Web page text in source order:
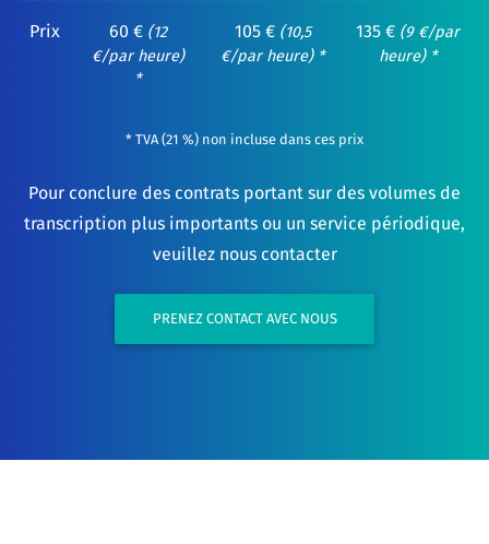
Prix 60 € (12
€/par heure)
*
105 € (10,5
€/par heure) *
135 € (9 €/par
heure) *
* TVA (21 %) non incluse dans ces prix
Pour conclure des contrats portant sur des volumes de
transcription plus importants ou un service périodique,
veuillez nous contacter
PRENEZ CONTACT AVEC NOUS